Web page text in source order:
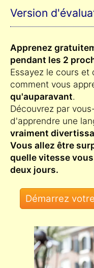
Version
Apprenez
pendant les 2
Essayez le cours et
comment vous
qu'auparavant.
Découvrez par
d'apprendre une
vraiment
Vous allez être
quelle vitesse
deux jours.